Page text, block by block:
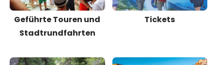
Geführte Touren und
Stadtrundfahrten
Tickets